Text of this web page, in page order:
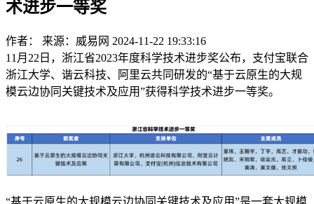
术进步一等奖
作者： 来源：威易网 2024-11-22 19:33:16
11月22日，浙江省2023年度科学技术进步奖公布，支付宝联合
浙江大学、谐云科技、阿里云共同研发的“基于云原生的大规
模云边协同关键技术及应用”获得科学技术进步一等奖。
“基于云原生的大规模云边协同关键技术及应用”是一套大规模